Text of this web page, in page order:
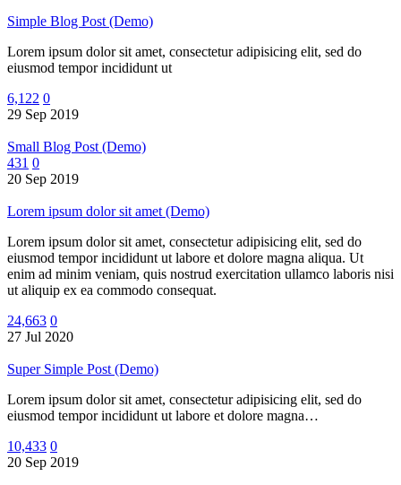
Simple Blog Post (Demo)
Lorem ipsum dolor sit amet, consectetur adipisicing elit, sed do
eiusmod tempor incididunt ut
6,122 0
29 Sep 2019
Small Blog Post (Demo)
431 0
20 Sep 2019
Lorem ipsum dolor sit amet (Demo)
Lorem ipsum dolor sit amet, consectetur adipisicing elit, sed do
eiusmod tempor incididunt ut labore et dolore magna aliqua. Ut
enim ad minim veniam, quis nostrud exercitation ullamco laboris nisi
ut aliquip ex ea commodo consequat.
24,663 0
27 Jul 2020
Super Simple Post (Demo)
Lorem ipsum dolor sit amet, consectetur adipisicing elit, sed do
eiusmod tempor incididunt ut labore et dolore magna…
10,433 0
20 Sep 2019